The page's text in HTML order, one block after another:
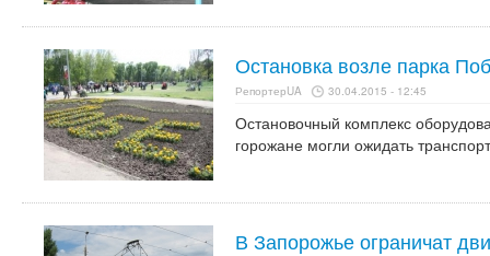
Остановка возле парка
РепортерUA 30.04.2015 - 12:45
Остановочный комплекс
горожане могли ожидать
В Запорожье ограничат